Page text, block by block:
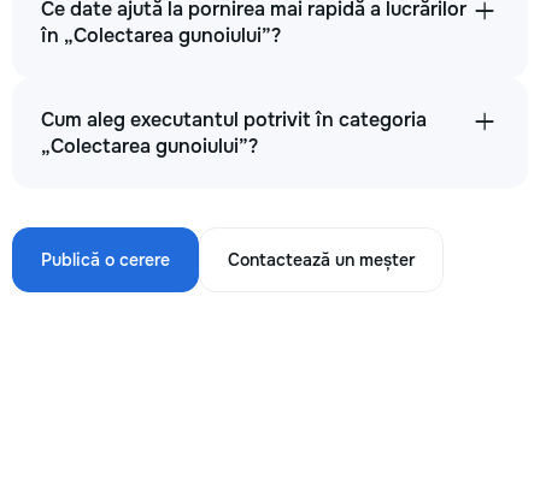
Ce date ajută la pornirea mai rapidă a lucrărilor
în „Colectarea gunoiului”?
Cum aleg executantul potrivit în categoria
„Colectarea gunoiului”?
Publică o cerere Contactează un meșter